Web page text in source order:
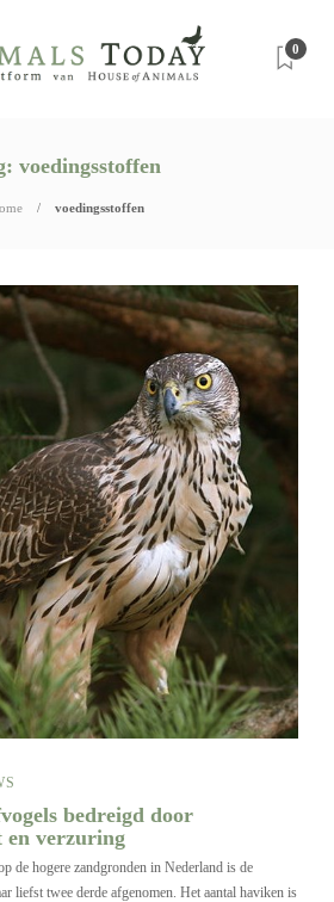
0
voedingsstoffen
voedingsstoffen
bedreigd door
en verzuring
de hogere zandgronden in Nederland is de
liefst twee derde afgenomen. Het aantal haviken is